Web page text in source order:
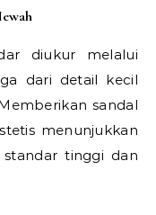
diukur melalui
dari detail kecil
sandal
menunjukkan
tinggi dan